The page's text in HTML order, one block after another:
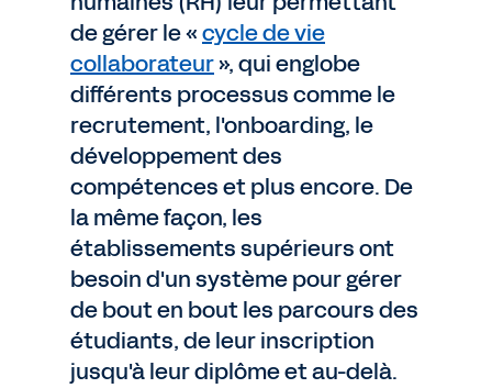
de gérer le «cycle de vie
collaborateur», qui englobe
différents processus comme le
recrutement, l'onboarding, le
développement des
compétences et plus encore. De
la même façon, les
établissements supérieurs ont
besoin d'un système pour gérer
de bout en bout les parcours des
étudiants, de leur inscription
jusqu'à leur diplôme et au-delà.